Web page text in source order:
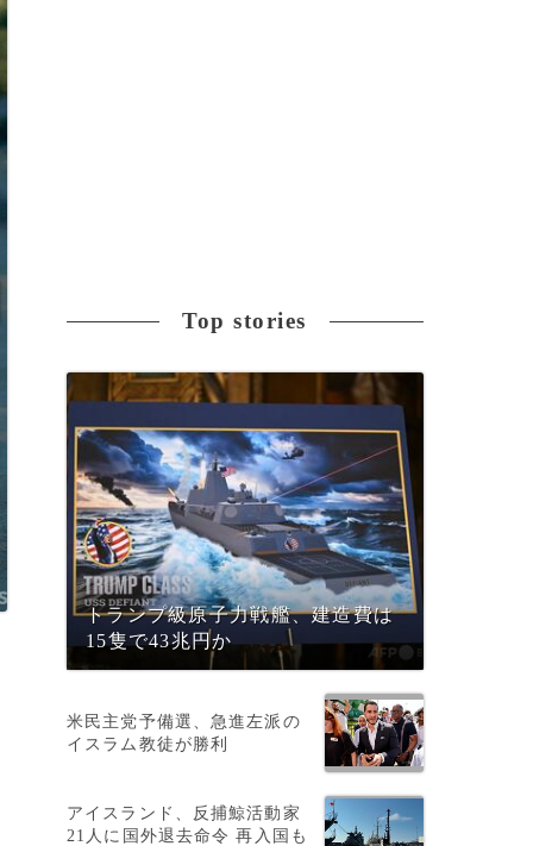
Top stories
トランプ級原子力戦艦、建造費は
15隻で43兆円か
米民主党予備選、急進左派の
イスラム教徒が勝利
アイスランド、反捕鯨活動家
21人に国外退去命令 再入国も